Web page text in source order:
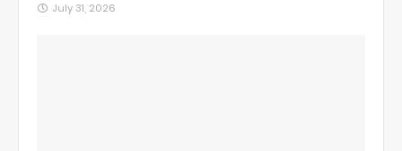
July 31, 2026